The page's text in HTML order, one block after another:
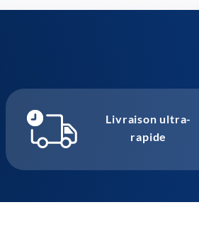
Livraison ultra-
rapide